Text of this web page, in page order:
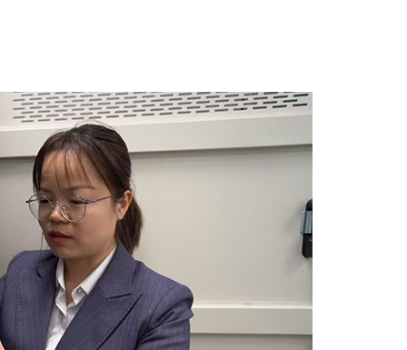
Camera a controllo ambientale
Camera di umidità termica
Camera climatica CO2
Camera criogenica
Macchina per prove di stabilità termica
Camera di riscaldamento umida per moduli
fotovoltaici